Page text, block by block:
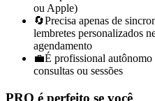
ou Apple)
🔄Precisa apenas de
lembretes personalizados
agendamento
💼É profissional autônomo
consultas ou sessões
PRO é perfeito se você